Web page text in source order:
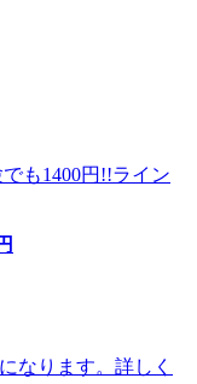
も1400円!!ライン
なります。詳しく